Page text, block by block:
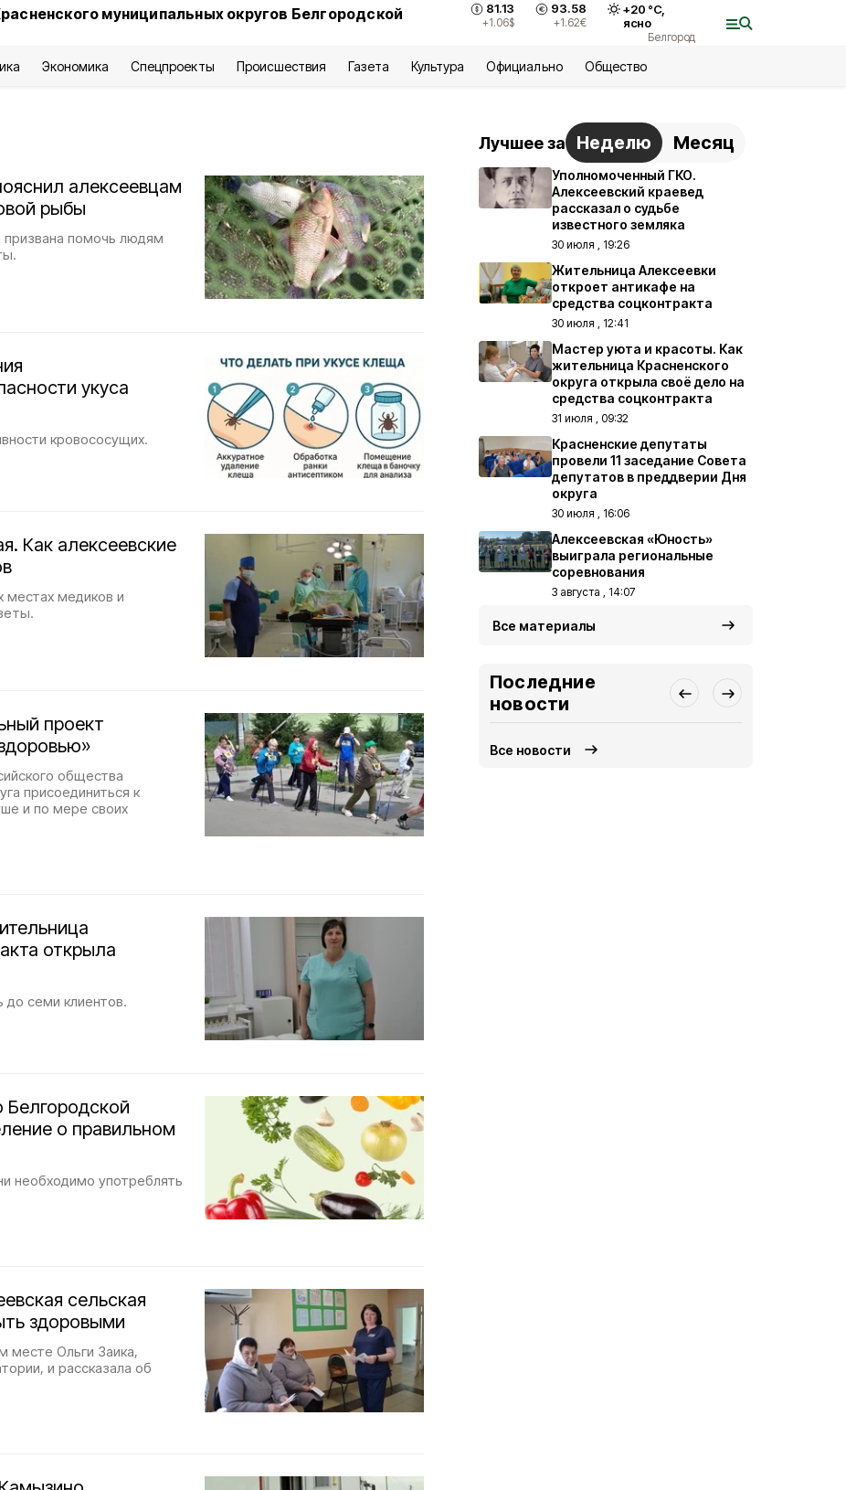
муниципальных округов Белгородской
81.13
+1.06$
93.58
+1.62€
+20 °С,
ясно
Белгород
Экономика Спецпроекты Происшествия Газета Культура Официально Общество
алексеевцам
рыбы
призвана помочь людям
укуса
кровососущих.
Как алексеевские
местах медиков и
проект
общества
присоединиться к
и по мере своих
открыла
до семи клиентов.
Белгородской
о правильном
необходимо употреблять
сельская
здоровыми
месте Ольги Заика,
и рассказала об
Лучшее за Неделю Месяц
Уполномоченный ГКО.
Алексеевский краевед
рассказал о судьбе
известного земляка
30 июля , 19:26
Жительница Алексеевки
откроет антикафе на
средства соцконтракта
30 июля , 12:41
Мастер уюта и красоты. Как
жительница Красненского
округа открыла своё дело на
средства соцконтракта
31 июля , 09:32
Красненские депутаты
провели 11 заседание Совета
депутатов в преддверии Дня
округа
30 июля , 16:06
Алексеевская «Юность»
выиграла региональные
соревнования
3 августа , 14:07
Все материалы
Последние
новости
Все новости